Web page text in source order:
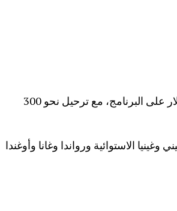
قدّر تقرير برلماني إنفاق ما لا يقل عن 40 مليون دولار على البرنامج، مع ترحيل نحو 300
الاستوائية ورواندا وغانا وأوغندا